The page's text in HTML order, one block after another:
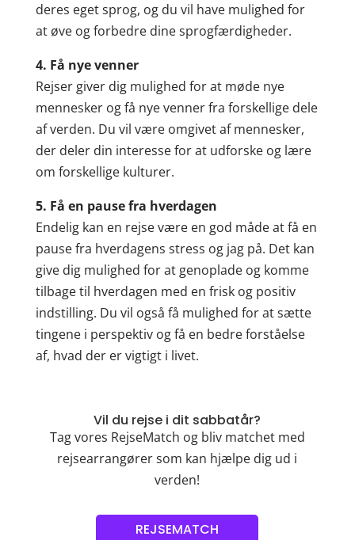
deres eget sprog, og du vil have mulighed for
at øve og forbedre dine sprogfærdigheder.
4. Få nye venner
Rejser giver dig mulighed for at møde nye
mennesker og få nye venner fra forskellige dele
af verden. Du vil være omgivet af mennesker,
der deler din interesse for at udforske og lære
om forskellige kulturer.
5. Få en pause fra hverdagen
Endelig kan en rejse være en god måde at få en
pause fra hverdagens stress og jag på. Det kan
give dig mulighed for at genoplade og komme
tilbage til hverdagen med en frisk og positiv
indstilling. Du vil også få mulighed for at sætte
tingene i perspektiv og få en bedre forståelse
af, hvad der er vigtigt i livet.
Vil du rejse i dit sabbatår?
Tag vores RejseMatch og bliv matchet med
rejsearrangører som kan hjælpe dig ud i
verden!
REJSEMATCH